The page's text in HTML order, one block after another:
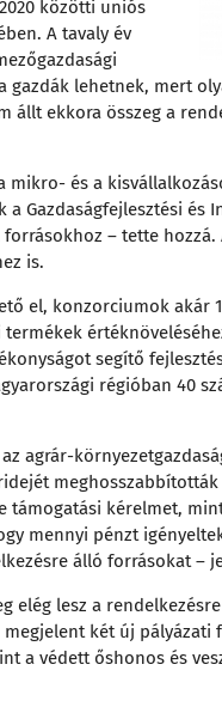
közötti uniós
A tavaly év
lehetnek, mert
állt ekkora összeg a
mikro- és a
Gazdaságfejlesztési és
– tette
is.
el, konzorciumok akár
segítő
régióban 40
agrár-
meghosszabbították
kérelmet,
mennyi pénzt
álló forrásokat –
elég lesz a
két új pályázati
a védett őshonos és